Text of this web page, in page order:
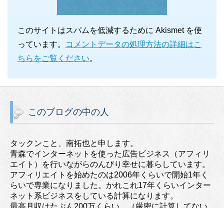
このサイトはスパムを低減するために Akismet を使
っています。
コメントデータの処理方法の詳細はこ
ちらをご覧ください。
このブログの中の人
タックンこと、南拓也と申します。
青森でインターネットを使った広告ビジネス（アフィリ
エイト）を行いながらのんびり幸せに暮らしています。
アフィリエイトを始めたのは2006年くらいで開始1年く
らいで専業になりました。かれこれ17年くらいインター
ネット系ビジネスをしている計算になります。